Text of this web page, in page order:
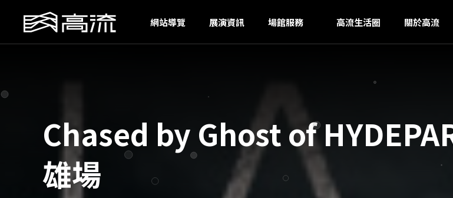
網站導覽 展演資訊 場館服務 高流生活圈 關於高流
Chased by Ghost of
雄場